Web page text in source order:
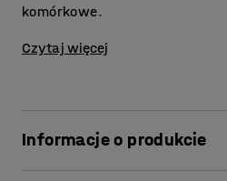
komórkowe.
Czytaj więcej
Informacje o produkcie